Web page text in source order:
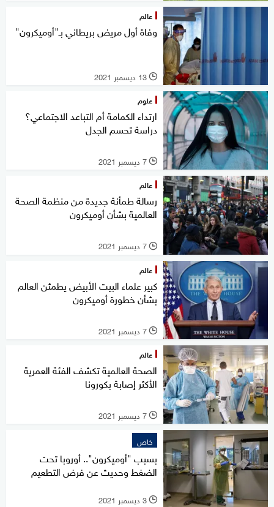
عالم
وفاة أول مريض بريطاني بـ"أوميكرون"
l 13 ديسمبر 2021
علوم
ارتداء الكمامة أم التباعد الاجتماعي؟
دراسة تحسم الجدل
l 7 ديسمبر 2021
عالم
رسالة طمأنة جديدة من منظمة الصحة
العالمية بشأن أوميكرون
l 7 ديسمبر 2021
عالم
كبير علماء البيت الأبيض يطمئن العالم
بشأن خطورة أوميكرون
l 7 ديسمبر 2021
عالم
الصحة العالمية تكشف الفئة العمرية
الأكثر إصابة بكورونا
l 7 ديسمبر 2021
خاص
بسبب "أوميكرون".. أوروبا تحت
الضغط وحديث عن فرض التطعيم
l 3 ديسمبر 2021